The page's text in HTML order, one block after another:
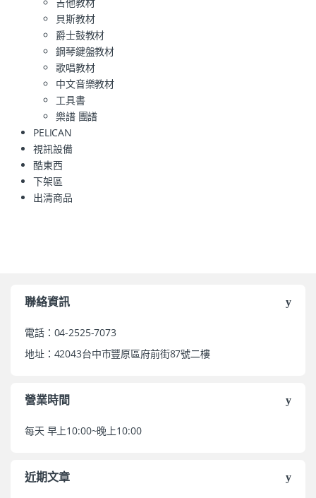
吉他教材
貝斯教材
爵士鼓教材
鋼琴鍵盤教材
歌唱教材
中文音樂教材
工具書
樂譜 團譜
PELICAN
視訊設備
酷東西
下架區
出清商品
聯絡資訊
電話：04-2525-7073
地址：42043台中市豐原區府前街87號二樓
營業時間
每天 早上10:00~晚上10:00
近期文章